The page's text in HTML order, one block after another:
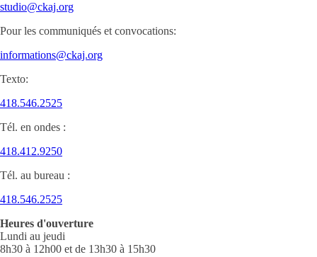
studio@ckaj.org
Pour les communiqués et convocations:
informations@ckaj.org
Texto:
418.546.2525
Tél. en ondes :
418.412.9250
Tél. au bureau :
418.546.2525
Heures d'ouverture
Lundi au jeudi
8h30 à 12h00 et de 13h30 à 15h30